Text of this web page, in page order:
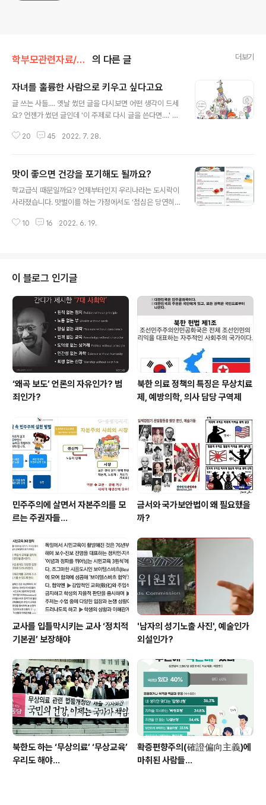
학부모관련자료/자녀교육 의 다른 글 더보기
자녀를 훌륭한 사람으로 키우고 싶다고요
글 쓰는 사들.... 옛날 썼던 글을 다시보면 어떤 생각이 드세
요? 언젠가 썼던 글인데 '이 주제로 다시 글을 쓴다면....' 그
관련글입니다. '똑똑한 사람과 훌륭한 사람은 다르다', '착
고 싶다고요?', '자녀를 착하기만 한 사람으로 키우시겠다
고요?', ' 학교가 기르겠다는 이상적인 인간상은?,... 사랑하
는 아이에게 영양가 있는 음식을 골라 먹이고 학교와 학원
을까요? ‘학원에 가지 않으면 놀 친구가 없다’ ‘아이가 놀고
20 45 2022. 7. 28.
맛이 좋으면 건강을 포기해도 될까요?
학교급식 때문일까요? 언제부터인지 우리나라는 도시락이
사라졌습니다. 맛벌이를 하는 가정에서도 ‘점심은 당연히
일 먹는 밥보다 입맛에 따라 골라 먹을 수 있는 외식이야말
당가를 찾아보면 채식하는 사람에게는 먹을거리가 없습니
다. 인터넷으로 맛집을 검색해도 온통 육식 식당뿐입니다.
‘아이들은 어릴 때부터 고기를 먹어야 키가 큰다(?)’면서 외
식을 하면 당연히 고깃집을 찾습니다. 이제는 외식은 당연
히 육고기집입니다. 한국인의 연간 육류 소비량은 51.3㎏
으로, 경제협력개발기구(OECD) 회..
10 16 2022. 6. 19.
이 블로그 인기글
‘왜곡 보도’ 언론의 자유인가? 범
죄인가?
북한 의료 정책의 특징은 무상치료
제, 예방의학, 의사 담당 구역제
민주주의에 살면서 자본주의를 모
르는 주권자들...
금서와 국가보안법이 왜 필요했을
까?
교사를 입틀막시키는 교사 ‘정치적
기본권’ 보장해야
'남자의 성기노출 사진', 예술인가
외설인가?
북한도 하는 ‘무상의료’ ‘무상교육’
우리도 해야...
확증편향주의(確證偏向主義)에
마취된 사람들...